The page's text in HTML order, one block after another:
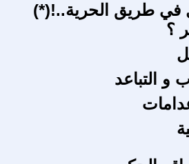
في طريق الحرية..!(*)
؟
و التباعد